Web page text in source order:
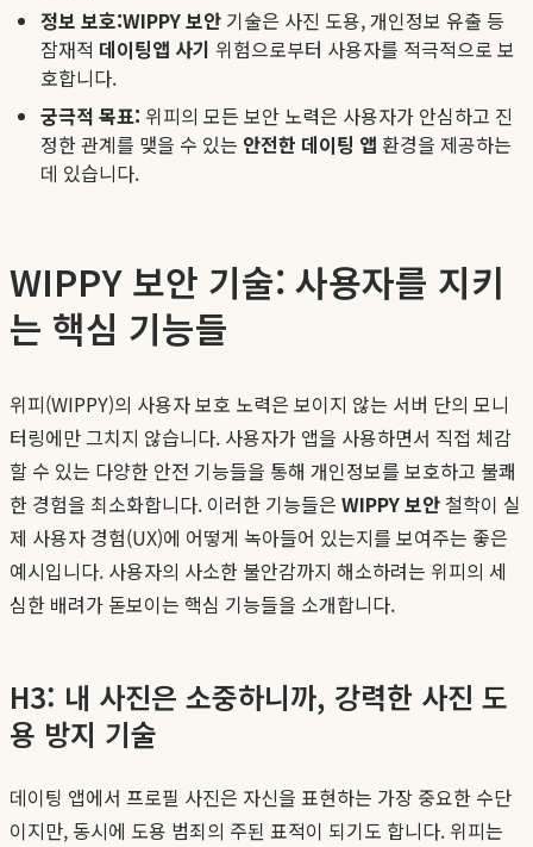
정보 보호:WIPPY 보안 기술은 사진 도용, 개인정보 유출 등
잠재적 데이팅앱 사기 위험으로부터 사용자를 적극적으로 보
호합니다.
궁극적 목표: 위피의 모든 보안 노력은 사용자가 안심하고 진
정한 관계를 맺을 수 있는 안전한 데이팅 앱 환경을 제공하는
데 있습니다.
WIPPY 보안 기술: 사용자를 지키
는 핵심 기능들
위피(WIPPY)의 사용자 보호 노력은 보이지 않는 서버 단의 모니
터링에만 그치지 않습니다. 사용자가 앱을 사용하면서 직접 체감
할 수 있는 다양한 안전 기능들을 통해 개인정보를 보호하고 불쾌
한 경험을 최소화합니다. 이러한 기능들은 WIPPY 보안 철학이 실
제 사용자 경험(UX)에 어떻게 녹아들어 있는지를 보여주는 좋은
예시입니다. 사용자의 사소한 불안감까지 해소하려는 위피의 세
심한 배려가 돋보이는 핵심 기능들을 소개합니다.
H3: 내 사진은 소중하니까, 강력한 사진 도
용 방지 기술
데이팅 앱에서 프로필 사진은 자신을 표현하는 가장 중요한 수단
이지만, 동시에 도용 범죄의 주된 표적이 되기도 합니다. 위피는